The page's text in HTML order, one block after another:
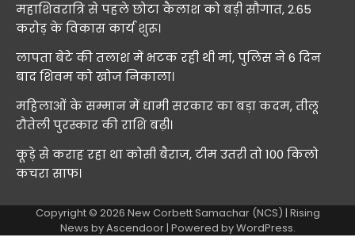
महाशिवरात्रि से पहले छोटा कैलाश को बड़ी सौगात, 2.65
करोड़ के विकास कार्य शुरू।
लापता बेटे की तलाश में भटक रही थी मां, पुलिस ने 6 दिन
बाद शिवम को खोज निकाला।
महिलाओं के सम्मान में धामी सरकार का बड़ा कदम, तीलू
रौतेली पुरस्कार की राशि बढ़ी।
कूड़े से कराह रहा था कोसी बैराज, टीम उतरी तो 100 किलो
कचरा साफ।
Copyright © 2026 New Corbett Samachar (NCS) | Rising
News byAscendoor| Powered byWordPress.